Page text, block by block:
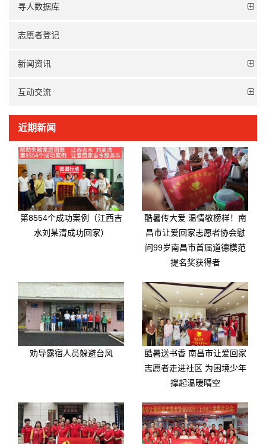
寻人数据库
志愿者登记
新闻资讯
互动交流
近期新闻
第8554个成功案例（江西吉
水刘某清成功回家）
酷暑传大爱 温情敬榜样！南
昌市让爱回家志愿者协会慰
问99岁南昌市首届道德模范
提名奖获得者
劝导露宿人员躲避台风
酷暑送书香 南昌市让爱回家
志愿者走进社区 为困境少年
撑起温暖晴空